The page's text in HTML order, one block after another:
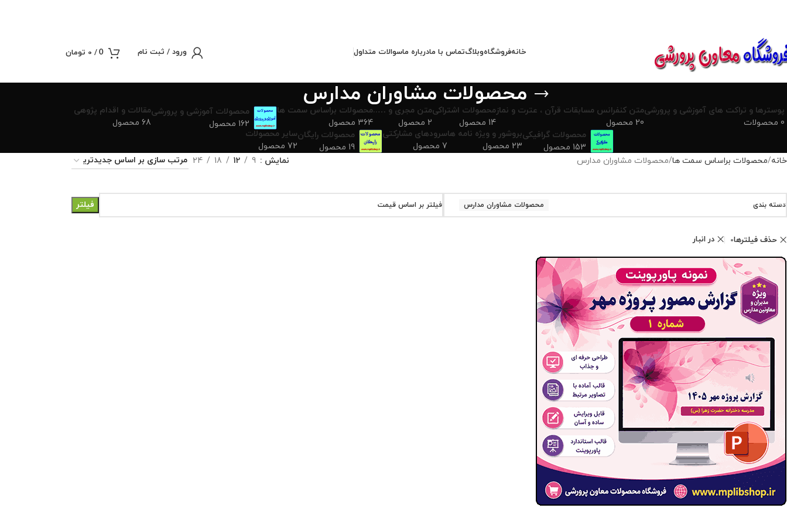
خانهفروشگاهوبلاگتماس با مادرباره ماسوالات متداول ورود / ثبت نام 0
/
0 تومان
محصولات مشاوران مدارس
پوسترها و تراکت های آموزشی و پرورشی
0 محصولات
متن کنفرانس مسابقات قرآن ، عترت و نماز
20 محصول
محصولات اشتراکی
14 محصول
متن مجری و …..
2 محصول
محصولات براساس سمت ها
364 محصول
محصولات آموزشی و پرورشی
162 محصول
مقالات و اقدام پژوهی
68 محصول
محصولات گرافیکی
153 محصول
بروشور و ویژه نامه ها
23 محصول
سرودهای مشارکتی
7 محصول
محصولات رایگان
19 محصول
سایر محصولات
72 محصول
خانه محصولات براساس سمت ها محصولات مشاوران مدارس نمایش 9
12
18
24
دسته بندی محصولات مشاوران مدارس فیلتر بر اساس قیمت فیلتر
حذف فیلترها در انبار